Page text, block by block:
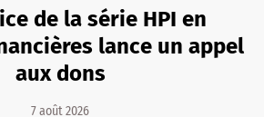
de la série HPI en
lance un appel
aux dons
7 août 2026